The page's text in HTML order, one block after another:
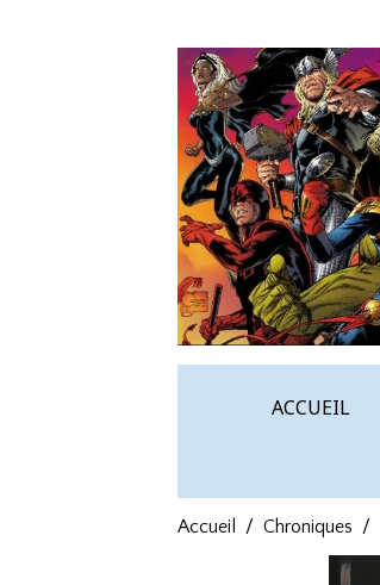
ACCUEIL
Accueil Chroniques